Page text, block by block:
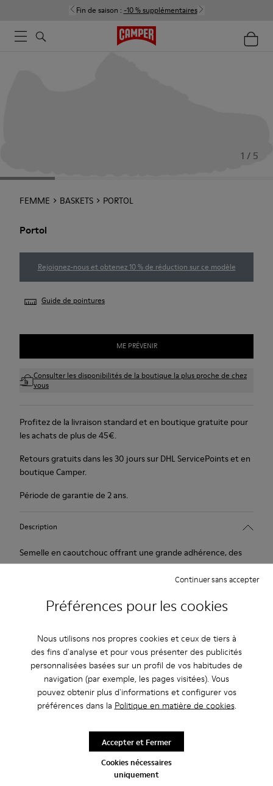
Préférences pour les cookies
Nous utilisons nos propres cookies et ceux de tiers à
des fins d'analyse et pour vous présenter des publicités
personnalisées basées sur un profil de vos habitudes de
navigation (par exemple, les pages visitées). Vous
pouvez obtenir plus d'informations et configurer vos
préférences dans la Politique en matière de cookies.
Cookies nécessaires
uniquement
Continuer sans accepter
Accepter et Fermer
Fin de saison : -10 % supplémentaires
1 / 5
FEMME BASKETS PORTOL
Portol
Rejoignez-nous et obtenez 10 % de réduction sur ce modèle
Guide de pointures
ME PRÉVENIR
Consulter les disponibilités de la boutique la plus proche de chez
vous
Profitez de la livraison standard et en boutique gratuite pour
les achats de plus de 45€.
Retours gratuits dans les 30 jours sur DHL ServicePoints et en
boutique Camper.
Période de garantie de 2 ans.
Description
Semelle en caoutchouc offrant une grande adhérence, des
propriétés antidérapantes et une excellente protection. Cuir
Semelle intérieure anatomique amovible : grand confort
Semelle extérieure en caoutchouc : bonne adhérence.
Doublure : 60% Polyester - 40% Cuir de porc
Nos chaussures sont confectionnées à partir de matières haut
de gamme soigneusement sélectionnées. L’utilisation de
durabilité accrue de vos chaussures.
Pour obtenir des instructions détaillées sur l’entretien de
votre paire de chaussures, consultez notre
Fin de saison : -10 % supplémentaires
Oui, vous avez bien entendu. En rejoignant notre communauté,
vous profiterez d’avantages exclusifs, notamment de
réductions, d’accès en avant-première et d’invitations à des